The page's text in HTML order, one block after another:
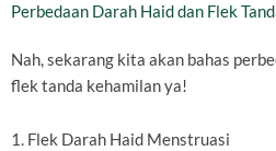
Perbedaan Darah Haid dan Flek
Nah, sekarang kita akan bahas
flek tanda kehamilan ya!
1. Flek Darah Haid Menstruasi